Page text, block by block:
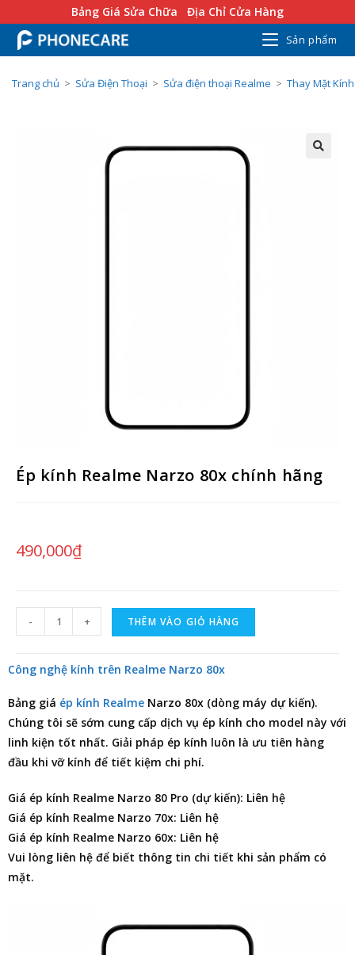
Bảng Giá Sửa Chữa Địa Chỉ Cửa Hàng
Sản phẩm
Trang chủ > Sửa Điện Thoại > Sửa điện thoại Realme > Thay Mặt
Ép kính Realme Narzo 80x chính hãng
490,000₫
- + THÊM VÀO GIỎ HÀNG
Công nghệ kính trên Realme Narzo 80x
Bảng giá ép kính Realme Narzo 80x (dòng máy dự kiến).
Chúng tôi sẽ sớm cung cấp dịch vụ ép kính cho model này với
linh kiện tốt nhất. Giải pháp ép kính luôn là ưu tiên hàng
đầu khi vỡ kính để tiết kiệm chi phí.
Giá ép kính Realme Narzo 80 Pro (dự kiến): Liên hệ
Giá ép kính Realme Narzo 70x: Liên hệ
Giá ép kính Realme Narzo 60x: Liên hệ
Vui lòng liên hệ để biết thông tin chi tiết khi sản phẩm có
mặt.